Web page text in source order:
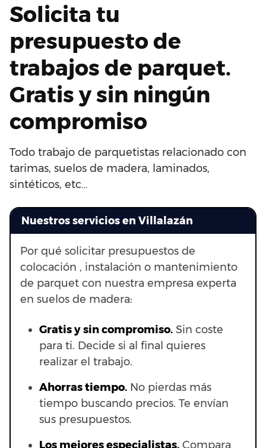
Solicita tu
presupuesto de
trabajos de parquet.
Gratis y sin ningún
compromiso
Todo trabajo de parquetistas relacionado con
tarimas, suelos de madera, laminados,
sintéticos, etc…
Nuestros servicios en Villalazán
Por qué solicitar presupuestos de
colocación , instalación o mantenimiento
de parquet con nuestra empresa experta
en suelos de madera:
Gratis y sin compromiso. Sin coste
para ti. Decide si al final quieres
realizar el trabajo.
Ahorras tiempo. No pierdas más
tiempo buscando precios. Te envían
sus presupuestos.
Los mejores especialistas. Compara